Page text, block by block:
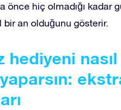
önce hiç olmadığı kadar
bir an olduğunu gösterir.
hediyeni